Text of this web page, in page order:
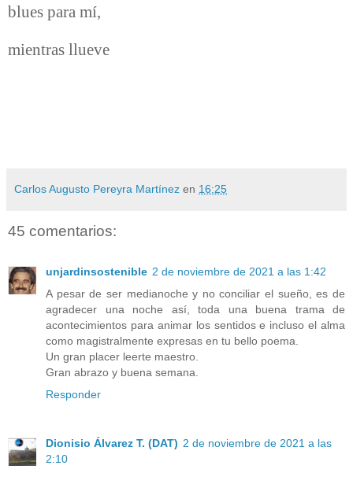
blues para mí,
mientras llueve
Carlos Augusto Pereyra Martínez en 16:25
45 comentarios:
unjardinsostenible 2 de noviembre de 2021 a las 1:42
A pesar de ser medianoche y no conciliar el sueño, es de
agradecer una noche así, toda una buena trama de
acontecimientos para animar los sentidos e incluso el alma
como magistralmente expresas en tu bello poema.
Un gran placer leerte maestro.
Gran abrazo y buena semana.
Responder
Dionisio Álvarez T. (DAT) 2 de noviembre de 2021 a las
2:10